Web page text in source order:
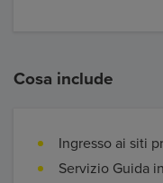
Cosa include
Ingresso ai siti
Servizio Guida